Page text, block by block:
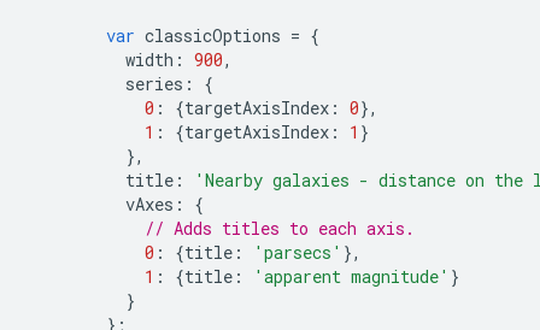
var classicOptions = {
width : 900,
series :
{
0 : {targetAxisIndex : 0},
1 : {targetAxisIndex : 1 }
},
title :
'Nearby galaxies - distance on
vAxes :
{
// Adds titles to each axis.
0 : {title : 'parsecs' },
1 : {title : 'apparent magnitude' }
}
};